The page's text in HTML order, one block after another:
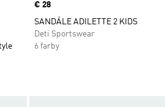
Price
€ 28
SANDÁLE ADILETTE 2 KIDS
Deti Sportswear
6 farby